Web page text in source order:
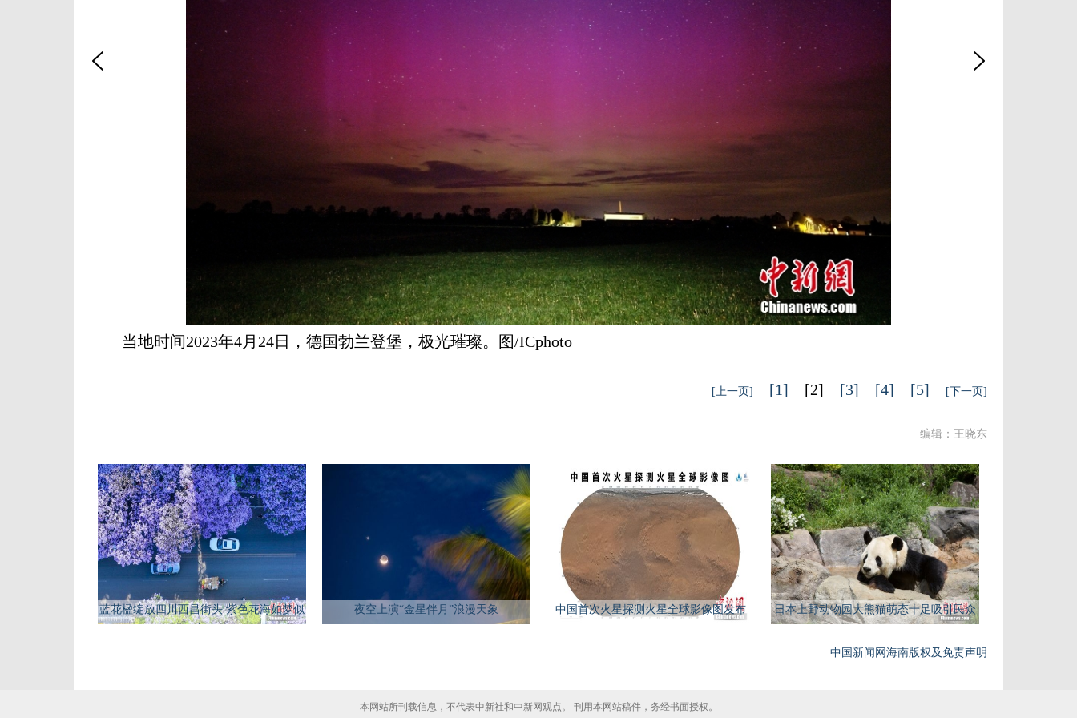
当地时间2023年4月24日，德国勃兰登堡，极光璀璨。图/ICphoto
[上一页] [1] [2] [3] [4] [5] [下一页]
编辑：王晓东
蓝花楹绽放四川西昌街头 紫色花海如梦似
夜空上演“金星伴月”浪漫天象 中国首次火星探测火星全球影像图发布 日本上野动物园大熊猫萌态十足吸引民众
中国新闻网海南版权及免责声明
本网站所刊载信息，不代表中新社和中新网观点。 刊用本网站稿件，务经书面授权。